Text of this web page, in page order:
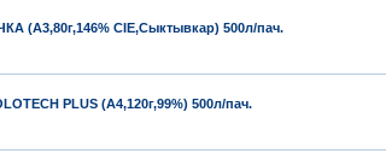
(А3,80г,146% CIE,Сыктывкар) 500л/пач.
PLUS (А4,120г,99%) 500л/пач.